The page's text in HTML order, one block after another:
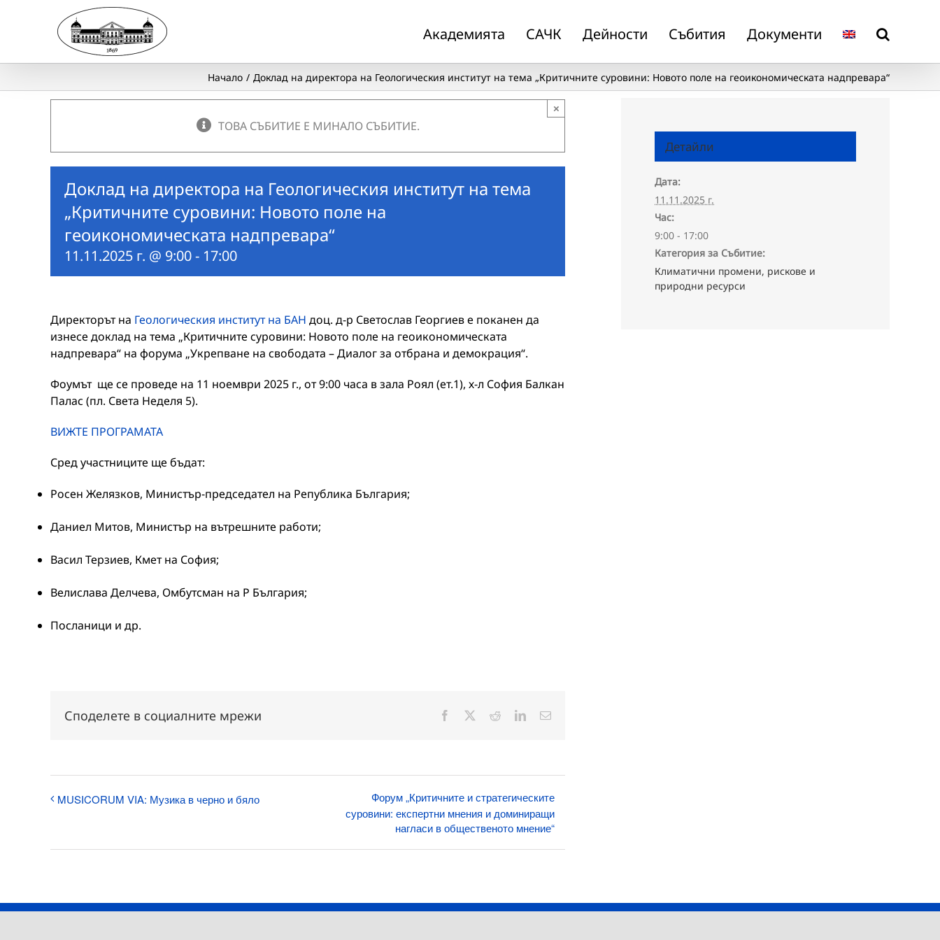
Академията САЧК Дейности Събития Документи
Начало Доклад на директора на Геологическия институт на тема „Критичните суровини: Новото поле на геоикономическата надпревара“
ТОВА СЪБИТИЕ Е МИНАЛО СЪБИТИЕ.
×
Доклад на директора на Геологическия институт на тема
„Критичните суровини: Новото поле на
геоикономическата надпревара“
11.11.2025 г. @ 9:00- 17:00
Директорът на Геологическия институт на БАН доц. д-р Светослав Георгиев е поканен да
изнесе доклад на тема „Критичните суровини: Новото поле на геоикономическата
надпревара“ на форума „Укрепване на свободата – Диалог за отбрана и демокрация“.
Фоумът ще се проведе на 11 ноември 2025 г., от 9:00 часа в зала Роял (ет.1), х-л София Балкан
Палас (пл. Света Неделя 5).
ВИЖТЕ ПРОГРАМАТА
Сред участниците ще бъдат:
Росен Желязков, Министър-председател на Република България;
Даниел Митов, Министър на вътрешните работи;
Васил Терзиев, Кмет на София;
Велислава Делчева, Омбутсман на Р България;
Посланици и др.
Споделете в социалните мрежи Facebook RedditLinkedInЕлектронна
MUSICORUM VIA: Музика в черно и бяло
Форум „Критичните и стратегическите
суровини: експертни мнения и доминиращи
нагласи в общественото мнение“
Детайли
Дата:
11.11.2025 г.
Час:
9:00 - 17:00
Категория за Събитие:
Климатични промени, рискове и
природни ресурси